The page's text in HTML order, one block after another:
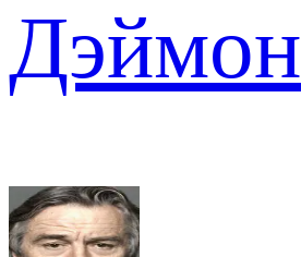
Дэймон